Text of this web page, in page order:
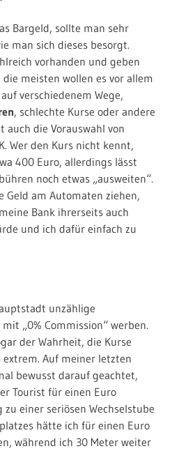
Bargeld, sollte man sehr
man sich dieses besorgt.
vorhanden und geben
meisten wollen es vor allem
verschiedenem Wege,
, schlechte Kurse oder andere
auch die Vorauswahl von
Wer den Kurs nicht kennt,
400 Euro, allerdings lässt
noch etwas „ausweiten“.
Geld am Automaten ziehen,
Bank ihrerseits auch
und ich dafür einfach zu
unzählige
„0% Commission“ werben.
der Wahrheit, die Kurse
extrem. Auf meiner letzten
bewusst darauf geachtet,
Tourist für einen Euro
einer seriösen Wechselstube
hätte ich für einen Euro
während ich 30 Meter weiter